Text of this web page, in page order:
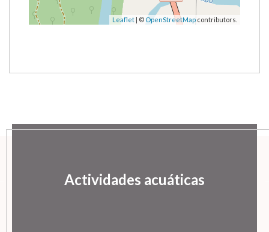
Leaflet | © OpenStreetMap contributors.
Actividades acuáticas